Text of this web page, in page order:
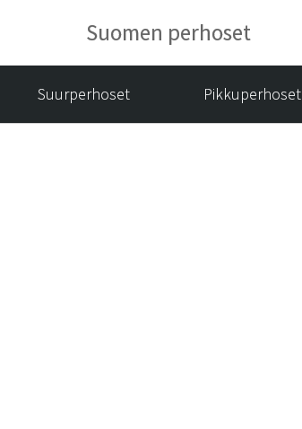
Suomen perhoset
Suurperhoset Pikkuperhoset